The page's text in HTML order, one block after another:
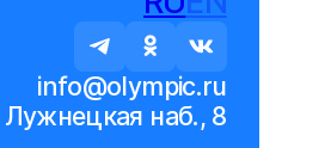
info@olympic.ru
Лужнецкая наб., 8